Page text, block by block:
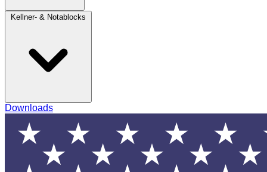
Kellner- & Notablocks
Downloads